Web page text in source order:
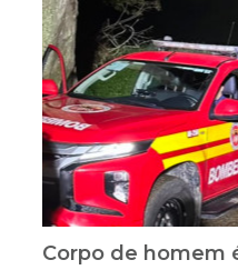
Corpo de homem